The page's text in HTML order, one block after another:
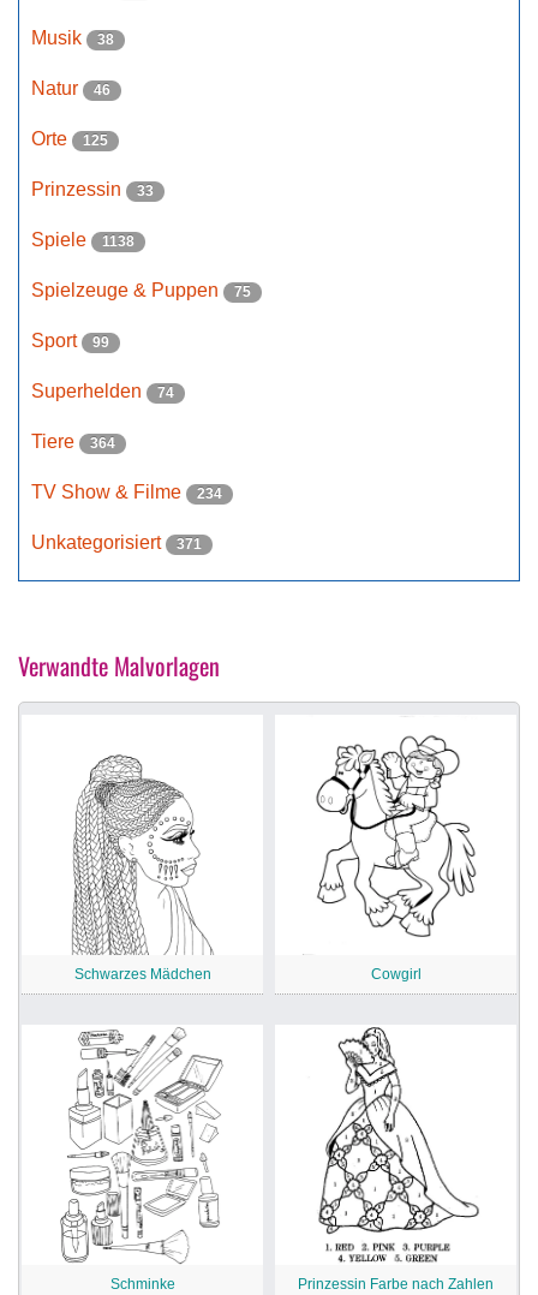
Musik 38
Natur 46
Orte 125
Prinzessin 33
Spiele 1138
Spielzeuge & Puppen 75
Sport 99
Superhelden 74
Tiere 364
TV Show & Filme 234
Unkategorisiert 371
Verwandte Malvorlagen
Schwarzes Mädchen Cowgirl
Schminke Prinzessin Farbe nach Zahlen